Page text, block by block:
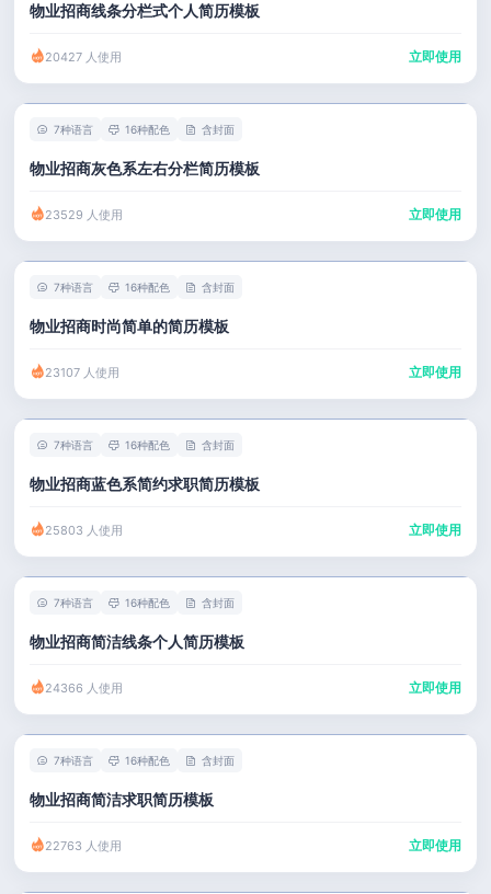
物业招商线条分栏式个人简历模板
20427 人使用 立即使用
7种语言 16种配色 含封面
物业招商灰色系左右分栏简历模板
23529 人使用 立即使用
7种语言 16种配色 含封面
物业招商时尚简单的简历模板
23107 人使用 立即使用
7种语言 16种配色 含封面
物业招商蓝色系简约求职简历模板
25803 人使用 立即使用
7种语言 16种配色 含封面
物业招商简洁线条个人简历模板
24366 人使用 立即使用
7种语言 16种配色 含封面
物业招商简洁求职简历模板
22763 人使用 立即使用